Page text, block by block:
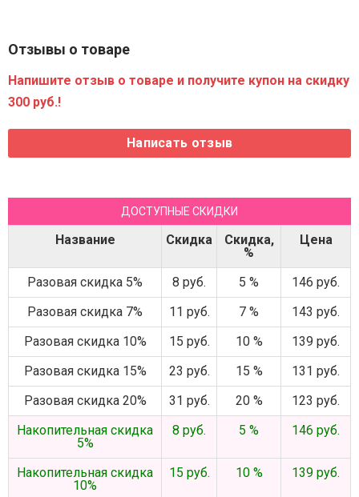
Отзывы о товаре
Напишите отзыв о товаре и получите купон на скидку
300 руб.!
ДОСТУПНЫЕ СКИДКИ
Название Скидка
Скидка,
%
Цена
Разовая скидка 5% 8 руб. 5 %
146 руб.
Разовая скидка 7%
11 руб. 7 %
143 руб.
Разовая скидка 10%
15 руб. 10 %
139 руб.
Разовая скидка 15%
23 руб. 15 %
131 руб.
Разовая скидка 20%
31 руб. 20 %
123 руб.
Накопительная скидка
5%
8 руб. 5 % 146 руб.
Накопительная скидка
10%
15 руб. 10 % 139 руб.